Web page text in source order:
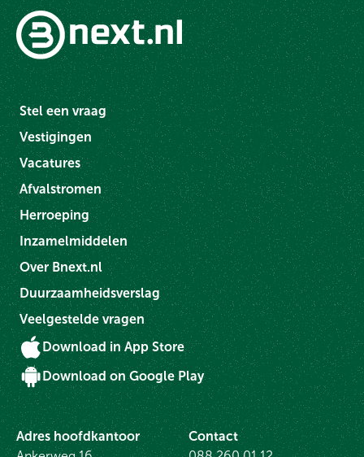
Adres hoofdkantoor
Contact
Stel een vraag
Vestigingen
Vacatures
Afvalstromen
Herroeping
Inzamelmiddelen
Over Bnext.nl
Duurzaamheidsverslag
Veelgestelde vragen
Download in App Store
Download on Google Play